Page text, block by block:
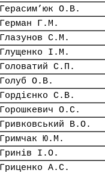
Герасим’юк О.В.
Герман Г.М.
Глазунов С.М.
Глущенко І.М.
Головатий С.П.
Голуб О.В.
Гордієнко С.В.
Горошкевич О.С.
Гривковський В.О.
Гримчак Ю.М.
Гринів І.О.
Гриценко А.С.